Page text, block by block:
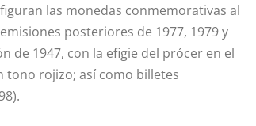
las monedas conmemorativas al
posteriores de 1977, 1979 y
de 1947, con la efigie del prócer en el
tono rojizo; así como billetes